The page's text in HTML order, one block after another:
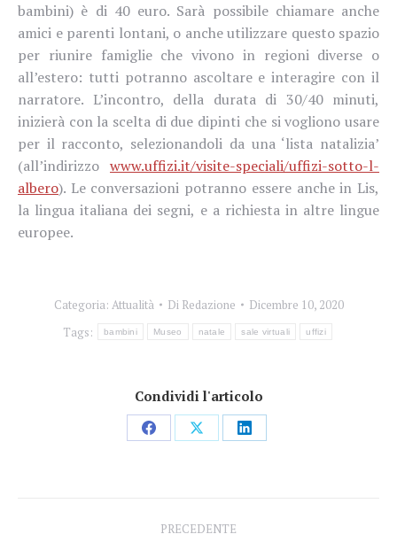
bambini) è di 40 euro. Sarà possibile chiamare anche
amici e parenti lontani, o anche utilizzare questo spazio
per riunire famiglie che vivono in regioni diverse o
all’estero: tutti potranno ascoltare e interagire con il
narratore. L’incontro, della durata di 30/40 minuti,
inizierà con la scelta di due dipinti che si vogliono usare
per il racconto, selezionandoli da una ‘lista natalizia’
(all’indirizzo www.uffizi.it/visite-speciali/uffizi-sotto-l-
albero). Le conversazioni potranno essere anche in Lis,
la lingua italiana dei segni, e a richiesta in altre lingue
europee.
Categoria: Attualità Di Redazione
Dicembre 10, 2020
Tags:
bambini Museo natale sale virtuali uffizi
Condividi l'articolo
CondividiCondividiCondividi
PRECEDENTE